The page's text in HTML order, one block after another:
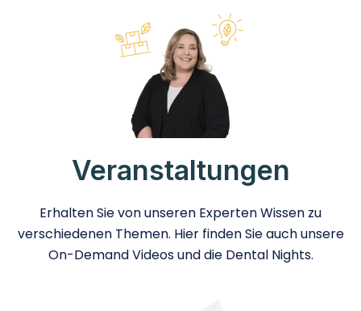
Veranstaltungen
Erhalten Sie von unseren Experten Wissen zu
verschiedenen Themen. Hier finden Sie auch unsere
On-Demand Videos und die Dental Nights.